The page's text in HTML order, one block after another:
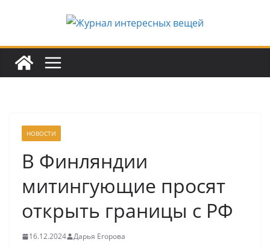
НОВОСТИ
В Финляндии
митингующие просят
открыть границы с РФ
16.12.2024 Дарья Егорова